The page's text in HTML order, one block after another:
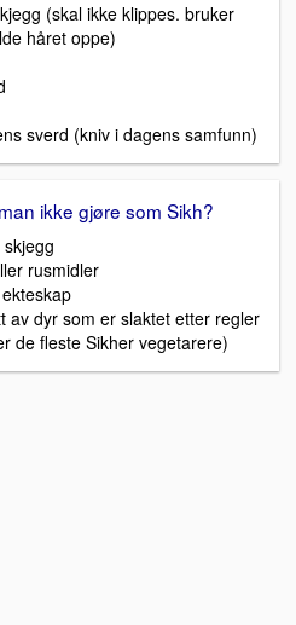
(skal ikke klippes. bruker
håret oppe)
sverd (kniv i dagens samfunn)
ikke gjøre som Sikh?
rusmidler
av dyr som er slaktet etter regler
de fleste Sikher vegetarere)